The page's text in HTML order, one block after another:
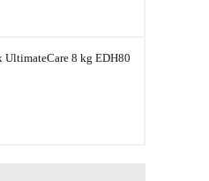
cảm ứng
8 kg EDH80